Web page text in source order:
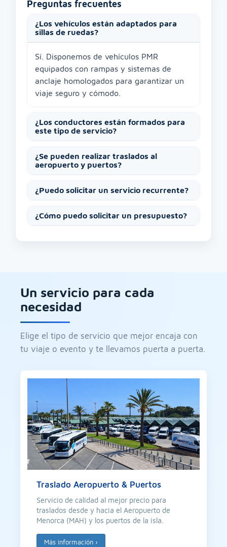
Preguntas frecuentes
¿Los vehículos están adaptados para
sillas de ruedas?
Sí. Disponemos de vehículos PMR
equipados con rampas y sistemas de
anclaje homologados para garantizar un
viaje seguro y cómodo.
¿Los conductores están formados para
este tipo de servicio?
¿Se pueden realizar traslados al
aeropuerto y puertos?
¿Puedo solicitar un servicio recurrente?
¿Cómo puedo solicitar un presupuesto?
Un servicio para cada
necesidad
Elige el tipo de servicio que mejor encaja con
tu viaje o evento y te llevamos puerta a puerta.
Traslado Aeropuerto & Puertos
Servicio de calidad al mejor precio para
traslados desde y hacia el Aeropuerto de
Menorca (MAH) y los puertos de la isla.
Más información ›